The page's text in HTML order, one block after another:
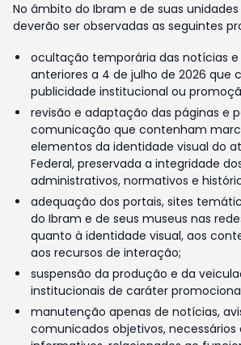
No âmbito do Ibram e de suas
deverão ser observadas as seguintes
ocultação temporária das notícias
anteriores a 4 de julho de 2026 que
publicidade institucional ou
revisão e adaptação das páginas e
comunicação que contenham
elementos da identidade visual do
Federal, preservada a integridade
administrativos, normativos e
adequação dos portais, sites
do Ibram e de seus museus nas
quanto à identidade visual, aos
aos recursos de interação;
suspensão da produção e da
institucionais de caráter
manutenção apenas de notícias,
comunicados objetivos,